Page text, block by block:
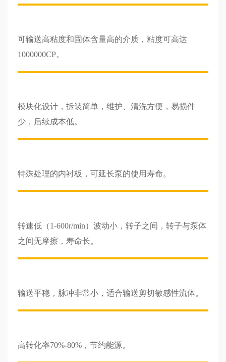
可输送高粘度和固体含量高的介质，粘度可高达
1000000CP。
模块化设计，拆装简单，维护、清洗方便，易损件
少，后续成本低。
特殊处理的内衬板，可延长泵的使用寿命。
转速低（1-600r/min）波动小，转子之间，转子与泵体
之间无摩擦，寿命长。
输送平稳，脉冲非常小，适合输送剪切敏感性流体。
高转化率70%-80%，节约能源。